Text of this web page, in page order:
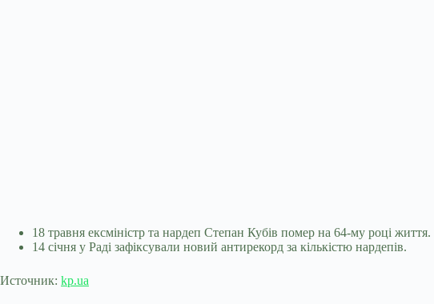
18 травня ексміністр та нардеп Степан Кубів помер на 64-му році життя.
14 січня у Раді зафіксували новий антирекорд за кількістю нардепів.
Источник: kp.ua